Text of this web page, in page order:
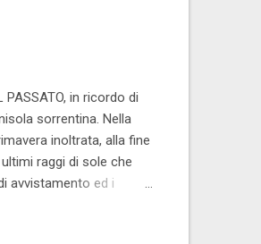
PASSATO, in ricordo di
sorrentina. Nella
inoltrata, alla fine
raggi di sole che
avvistamento ed i